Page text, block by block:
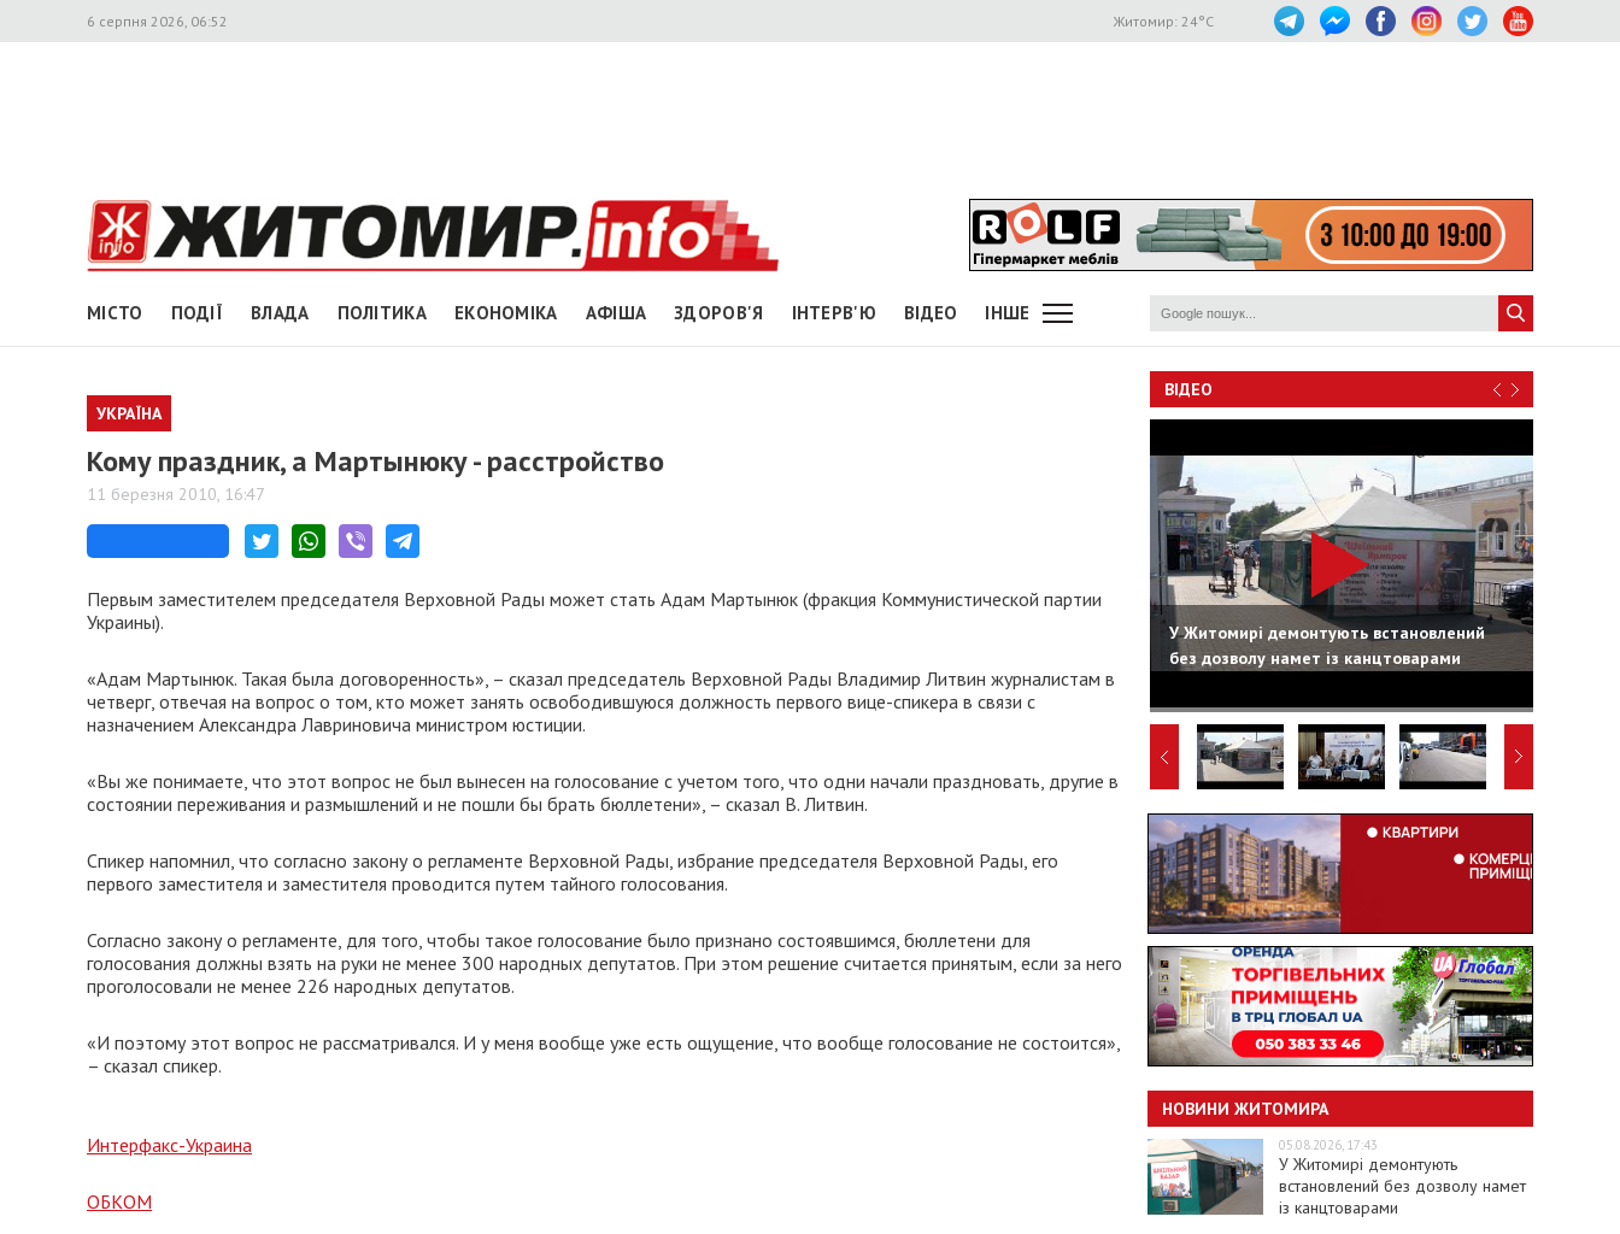
6 серпня 2026, 06:52 Житомир: 24°C
МІСТО ПОДІЇ ВЛАДА ПОЛІТИКА ЕКОНОМІКА АФІША ЗДОРОВ'Я ІНТЕРВ'Ю ВІДЕО ІНШЕ
УКРАЇНА
Кому праздник, а Мартынюку - расстройство
11 березня 2010, 16:47
Первым заместителем председателя Верховной Рады может стать Адам Мартынюк (фракция Коммунистической партии
Украины).
«Адам Мартынюк. Такая была договоренность», – сказал председатель Верховной Рады Владимир Литвин журналистам в
четверг, отвечая на вопрос о том, кто может занять освободившуюся должность первого вице-спикера в связи с
назначением Александра Лавриновича министром юстиции.
«Вы же понимаете, что этот вопрос не был вынесен на голосование с учетом того, что одни начали праздновать, другие в
состоянии переживания и размышлений и не пошли бы брать бюллетени», – сказал В. Литвин.
Спикер напомнил, что согласно закону о регламенте Верховной Рады, избрание председателя Верховной Рады, его
первого заместителя и заместителя проводится путем тайного голосования.
Согласно закону о регламенте, для того, чтобы такое голосование было признано состоявшимся, бюллетени для
голосования должны взять на руки не менее 300 народных депутатов. При этом решение считается принятым, если за него
проголосовали не менее 226 народных депутатов.
«И поэтому этот вопрос не рассматривался. И у меня вообще уже есть ощущение, что вообще голосование не состоится»,
– сказал спикер.
Интерфакс-Украина
ОБКОМ
ВІДЕО
У Житомирі демонтують встановлений
без дозволу намет із канцтоварами
НОВИНИ ЖИТОМИРА
05.08.2026, 17:43
У Житомирі демонтують
встановлений без дозволу намет
із канцтоварами